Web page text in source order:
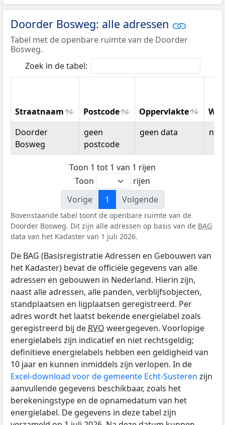
Doorder Bosweg: alle adressen
Tabel met de openbare ruimte van de Doorder
Bosweg.
Zoek in de tabel:
Straatnaam Postcode Oppervlakte
Straatnaam
Postcode Oppervlakte
Doorder
Bosweg
geen
postcode
geen data
Toon 1 tot 1 van 1 rijen
Toon
rijen
Vorige
1 Volgende
Bovenstaande tabel toont de openbare ruimte van de
Doorder Bosweg. Dit zijn alle adressen op basis van de BAG
data van het Kadaster van 1 juli 2026.
De BAG (Basisregistratie Adressen en Gebouwen van
het Kadaster) bevat de officiële gegevens van alle
adressen en gebouwen in Nederland. Hierin zijn,
naast alle adressen, alle panden, verblijfsobjecten,
standplaatsen en ligplaatsen geregistreerd. Per
adres wordt het laatst bekende energielabel zoals
geregistreerd bij de RVO weergegeven. Voorlopige
energielabels zijn indicatief en niet rechtsgeldig;
definitieve energielabels hebben een geldigheid van
10 jaar en kunnen inmiddels zijn verlopen. In de
Excel-download voor de gemeente Echt-Susteren zijn
aanvullende gegevens beschikbaar, zoals het
berekeningstype en de opnamedatum van het
energielabel. De gegevens in deze tabel zijn